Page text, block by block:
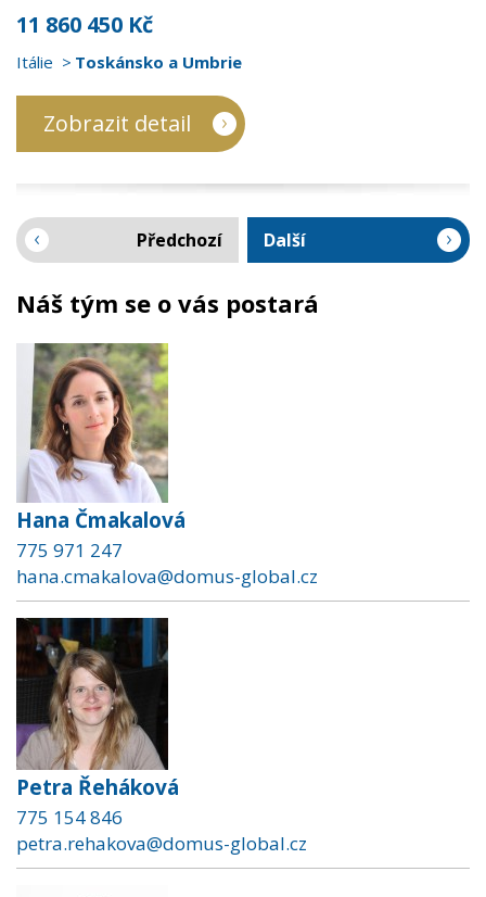
11 860 450 Kč
Itálie Toskánsko a Umbrie
Zobrazit detail
Předchozí Další
Náš tým se o vás postará
Hana Čmakalová
775 971 247
hana.cmakalova@domus-global.cz
Petra Řeháková
775 154 846
petra.rehakova@domus-global.cz